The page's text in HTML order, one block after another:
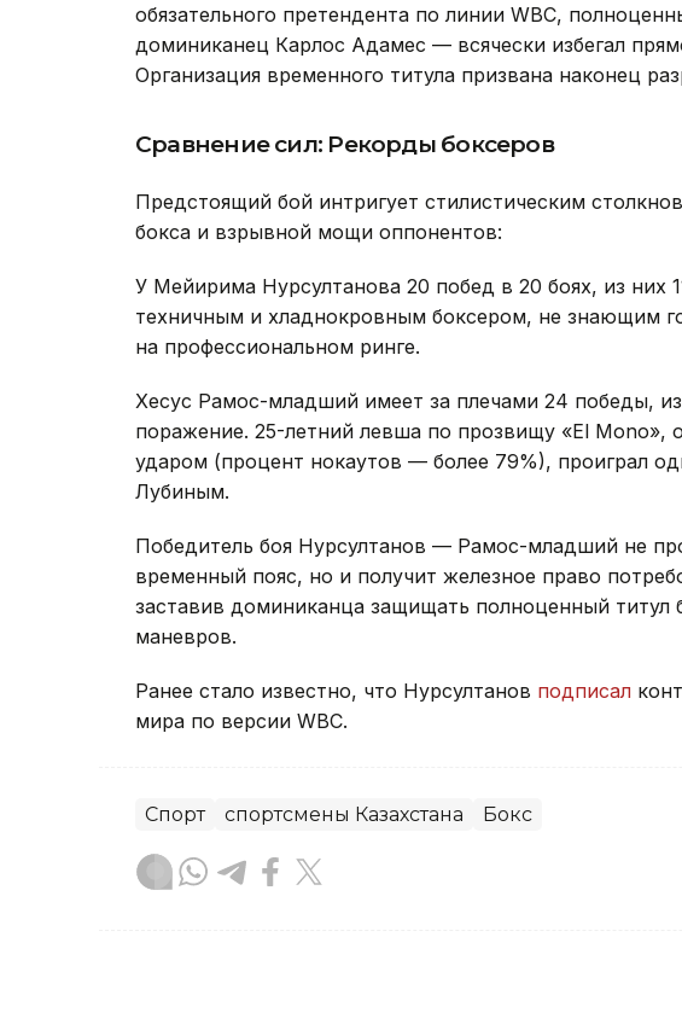
обязательного претендента по линии WBC,
доминиканец Карлос Адамес — всячески избегал
Организация временного титула призвана наконец
Сравнение сил: Рекорды боксеров
Предстоящий бой интригует стилистическим
бокса и взрывной мощи оппонентов:
У Мейирима Нурсултанова 20 побед в 20 боях, из них
техничным и хладнокровным боксером, не знающим
на профессиональном ринге.
Хесус Рамос-младший имеет за плечами 24 победы,
поражение. 25-летний левша по прозвищу «El
ударом (процент нокаутов — более 79%), проиграл
Лубиным.
Победитель боя Нурсултанов — Рамос-младший не
временный пояс, но и получит железное право
заставив доминиканца защищать полноценный титул
маневров.
Ранее стало известно, что Нурсултанов подписал
мира по версии WBC.
Спорт спортсмены Казахстана Бокс